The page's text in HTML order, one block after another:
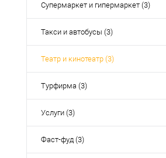
Супермаркет и гипермаркет (3)
Такси и автобусы (3)
Театр и кинотеатр (3)
Турфирма (3)
Услуги (3)
Фаст-фуд (3)